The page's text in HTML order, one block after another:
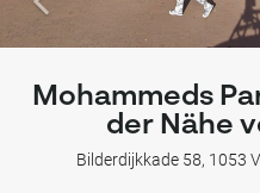
Mohammeds
der Nähe
Bilderdijkkade 58, 1053